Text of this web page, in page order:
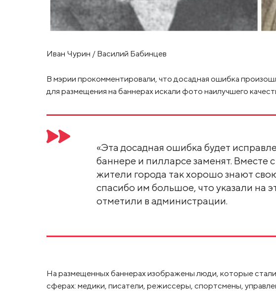
Иван Чурин / Василий Бабинцев
В мэрии прокомментировали, что досадная ошибка
для размещения на баннерах искали фото наилучшего
«Эта досадная ошибка будет
баннере и пилларсе заменят. Вместе
жители города так хорошо знают
спасибо им большое, что указали на
отметили в администрации.
На размещенных баннерах изображены люди, которые
сферах: медики, писатели, режиссеры, спортсмены,